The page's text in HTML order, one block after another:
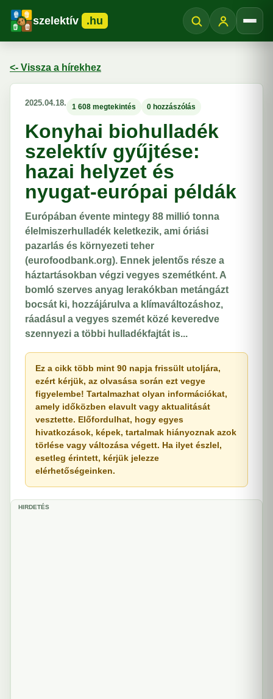
szelektív .hu
<- Vissza a hírekhez
2025.04.18. 1 608 megtekintés 0 hozzászólás
Konyhai biohulladék
szelektív gyűjtése:
hazai helyzet és
nyugat-európai példák
Európában évente mintegy 88 millió tonna
élelmiszerhulladék keletkezik, ami óriási
pazarlás és környezeti teher​
(eurofoodbank.org). Ennek jelentős része a
háztartásokban végzi vegyes szemétként. A
bomló szerves anyag lerakókban metángázt
bocsát ki, hozzájárulva a klímaváltozáshoz,
ráadásul a vegyes szemét közé keveredve
szennyezi a többi hulladékfajtát is...
Ez a cikk több mint 90 napja frissült utoljára,
ezért kérjük, az olvasása során ezt vegye
figyelembe! Tartalmazhat olyan információkat,
amely időközben elavult vagy aktualitását
vesztette. Előfordulhat, hogy egyes
hivatkozások, képek, tartalmak hiányoznak azok
törlése vagy változása végett. Ha ilyet észlel,
esetleg érintett, kérjük jelezze
elérhetőségeinken.
HIRDETÉS